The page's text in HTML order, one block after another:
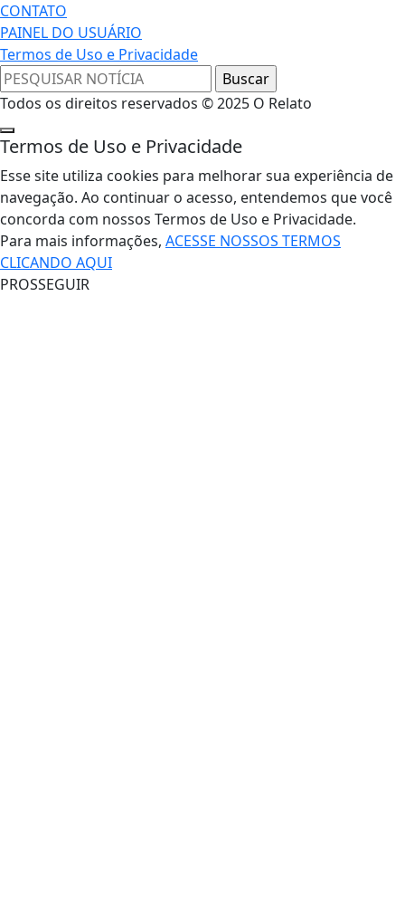
CONTATO
PAINEL DO USUÁRIO
Termos de Uso e Privacidade
Todos os direitos reservados © 2025 O Relato
Termos de Uso e Privacidade
Esse site utiliza cookies para melhorar sua experiência de
navegação. Ao continuar o acesso, entendemos que você
concorda com nossos Termos de Uso e Privacidade.
Para mais informações, ACESSE NOSSOS TERMOS
CLICANDO AQUI
PROSSEGUIR